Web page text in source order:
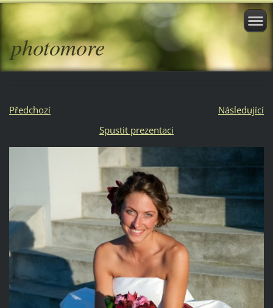
photomore
Předchozí
Následující
Spustit prezentaci